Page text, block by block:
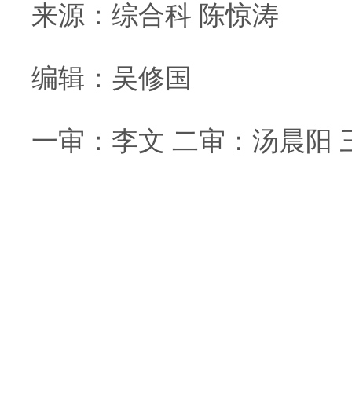
来源 ：综合科 陈惊涛
编辑：吴修国
一审：李文 二审：汤晨阳